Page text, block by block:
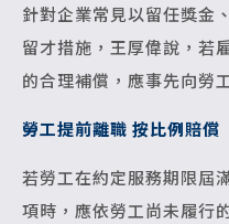
針對企業常見以留任獎金
留才措施，王厚偉說，若
的合理補償，應事先向勞
勞工提前離職 按比例賠償
若勞工在約定服務期限屆
項時，應依勞工尚未履行